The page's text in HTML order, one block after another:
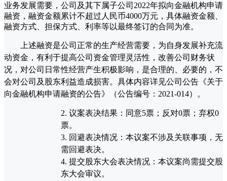
业务发展需要，公司及其下属子公司2022年拟向金融机构申请
融资，融资金额累计不超过人民币4000万元，具体融资金额、
融资方式、担保方式、利率等以最终签订的合同为准。
上述融资是公司正常的生产经营需要，为自身发展补充流
动资金，有利于提高公司资金管理灵活性，改善公司财务状
况，对公司日常性经营产生积极影响，是合理的、必要的，不
会对公司及股东利益造成损害。具体内容详见公司公告《关于
向金融机构申请融资的公告》（公告编号：2021-014）。
2. 议案表决结果：同意5票；反对0票；弃权0
票。
3. 回避表决情况：本议案不涉及关联事项，无
需回避表决。
4. 提交股东大会表决情况：本议案尚需提交股
东大会审议。